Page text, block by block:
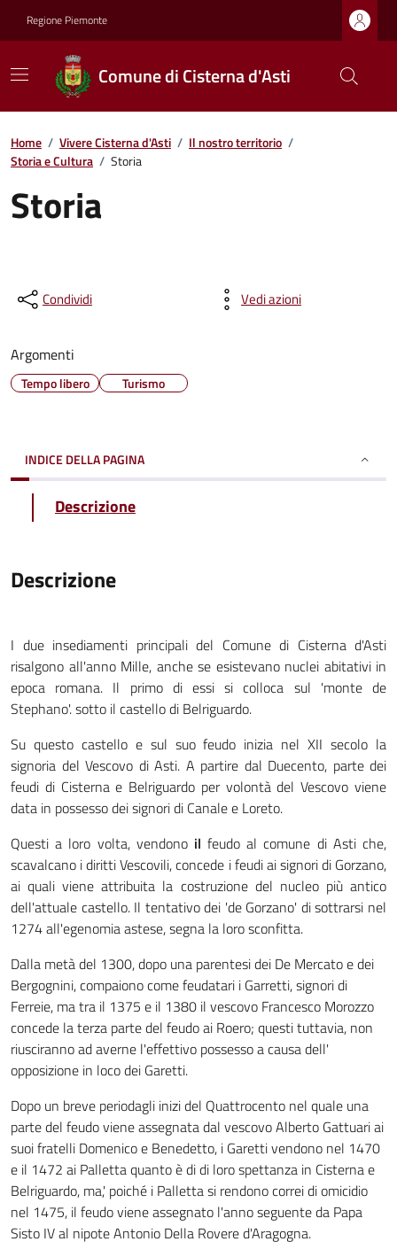
Regione Piemonte
Comune di Cisterna d'Asti
Home / Vivere Cisterna d'Asti / Il nostro territorio /
Storia e Cultura / Storia
Storia
Condividi Vedi azioni
Argomenti
Tempo libero Turismo
INDICE DELLA PAGINA
Descrizione
Descrizione
I due insediamenti principali del Comune di Cisterna d'Asti
risalgono all'anno Mille, anche se esistevano nuclei abitativi in
epoca romana. Il primo di essi si colloca sul 'monte de
Stephano'. sotto il castello di Belriguardo.
Su questo castello e sul suo feudo inizia nel XII secolo la
signoria del Vescovo di Asti. A partire dal Duecento, parte dei
feudi di Cisterna e Belriguardo per volontà del Vescovo viene
data in possesso dei signori di Canale e Loreto.
Questi a loro volta, vendono ilfeudo al comune di Asti che,
scavalcano i diritti Vescovili, concede i feudi ai signori di Gorzano,
ai quali viene attribuita la costruzione del nucleo più antico
dell'attuale castello. Il tentativo dei 'de Gorzano' di sottrarsi nel
1274 all'egenomia astese, segna la loro sconfitta.
Dalla metà del 1300, dopo una parentesi dei De Mercato e dei
Bergognini, compaiono come feudatari i Garretti, signori di
Ferreie, ma tra il 1375 e il 1380 il vescovo Francesco Morozzo
concede la terza parte del feudo ai Roero; questi tuttavia, non
riusciranno ad averne l'effettivo possesso a causa dell'
opposizione in loco dei Garetti.
Dopo un breve periodagli inizi del Quattrocento nel quale una
parte del feudo viene assegnata dal vescovo Alberto Gattuari ai
suoi fratelli Domenico e Benedetto, i Garetti vendono nel 1470
e il 1472 ai Palletta quanto è di di loro spettanza in Cisterna e
Belriguardo, ma,' poiché i Palletta si rendono correi di omicidio
nel 1475, il feudo viene assegnato l'anno seguente da Papa
Sisto IV al nipote Antonio Della Rovere d'Aragogna.